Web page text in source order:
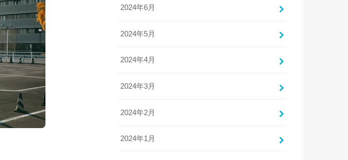
2024年6月
2024年5月
2024年4月
2024年3月
2024年2月
2024年1月